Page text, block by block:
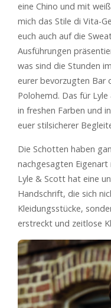
eine Chino und mit
mich das Stile di Vita-
euch auch auf die
Ausführungen
was sind die Stunden
eurer bevorzugten Bar
Polohemd. Das für
in freshen Farben und
euer stilsicherer
Die Schotten haben
nachgesagten
Lyle & Scott hat eine
Handschrift, die sich
Kleidungsstücke,
erstreckt und zeitlose